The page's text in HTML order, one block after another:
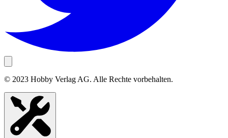
© 2023 Hobby Verlag AG. Alle Rechte vorbehalten.